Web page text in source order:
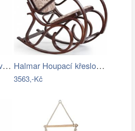
Ledvance -LED Venkovní nástěnné… Halmar Houpací křeslo Max II ořech…
3563,-Kč